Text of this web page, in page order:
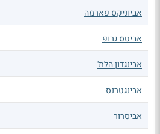
אביוניקס פארמה
אביטס גרופ
אבינגדון הלת'
אבינגטרנס
אביסרור